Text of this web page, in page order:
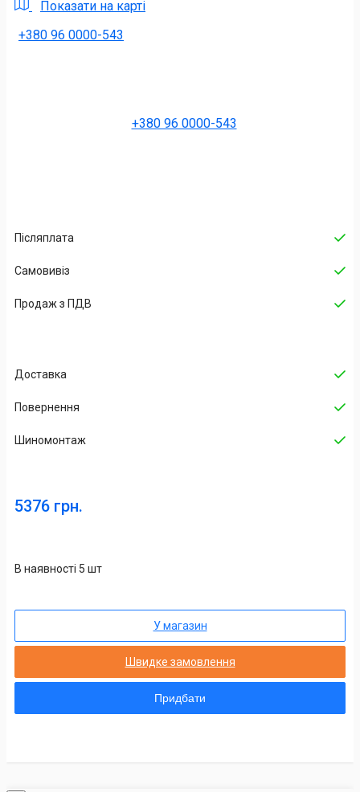
Показати на карті
+380 96 0000-543
+380 96 0000-543
Післяплата
Самовивіз
Продаж з ПДВ
Доставка
Повернення
Шиномонтаж
5376 грн.
В наявності 5 шт
У магазин
Швидке замовлення
Придбати